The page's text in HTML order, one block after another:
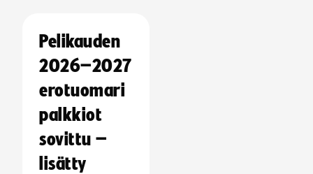
Pelikauden
2026–2027
erotuomari
palkkiot
sovittu –
lisätty